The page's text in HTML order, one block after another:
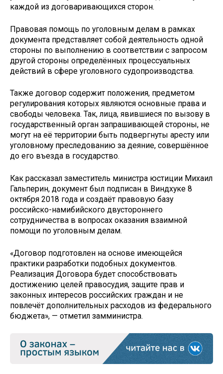
каждой из договаривающихся сторон.
Правовая помощь по уголовным делам в рамках
документа представляет собой деятельность одной
стороны по выполнению в соответствии с запросом
другой стороны определённых процессуальных
действий в сфере уголовного судопроизводства.
Также договор содержит положения, предметом
регулирования которых являются основные права и
свободы человека. Так, лица, явившиеся по вызову в
государственный орган запрашивающей стороны, не
могут на её территории быть подвергнуты аресту или
уголовному преследованию за деяние, совершённое
до его въезда в государство.
Как рассказал заместитель министра юстиции Михаил
Гальперин, документ был подписан в Виндхуке 8
октября 2018 года и создаёт правовую базу
российско-намибийского двустороннего
сотрудничества в вопросах оказания взаимной
помощи по уголовным делам.
«Договор подготовлен на основе имеющейся
практики разработки подобных документов.
Реализация Договора будет способствовать
достижению целей правосудия, защите прав и
законных интересов российских граждан и не
повлечёт дополнительных расходов из федерального
бюджета», — отметил замминистра.